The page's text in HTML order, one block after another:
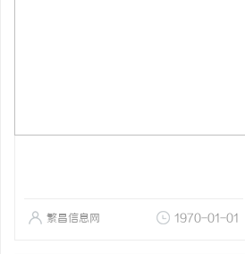
繁昌信息网 1970-01-01